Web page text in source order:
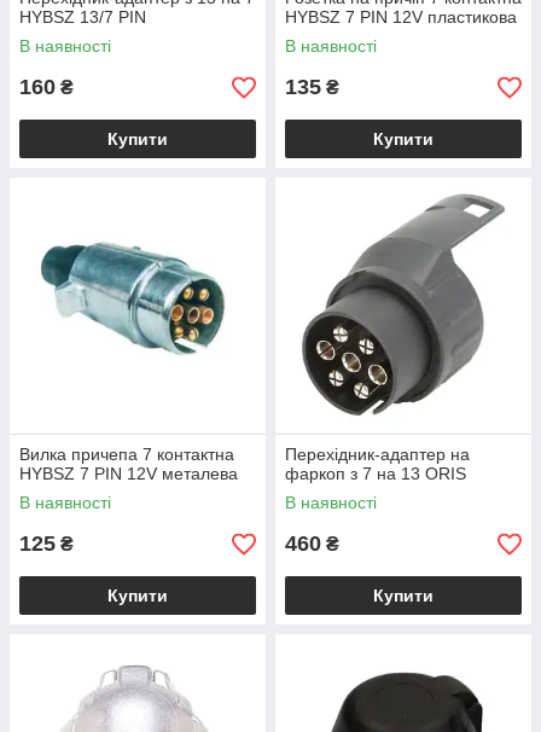
HYBSZ 13/7 PIN
В наявності
160 ₴
Купити
HYBSZ 7 PIN 12V пластикова
В наявності
135 ₴
Купити
Вилка причепа 7 контактна
HYBSZ 7 PIN 12V металева
В наявності
125 ₴
Купити
Перехідник-адаптер на
фаркоп з 7 на 13 ORIS
В наявності
460 ₴
Купити